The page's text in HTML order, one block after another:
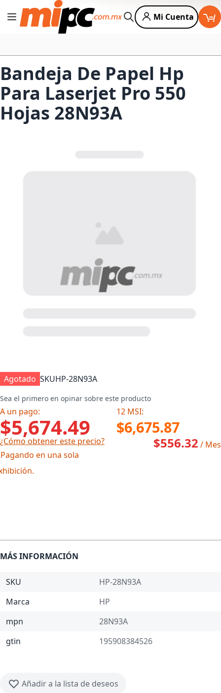
Cambiar Nav
Buscar
Mi Cuenta
Bandeja De Papel Hp
Para Laserjet Pro 550
Hojas 28N93A
Agotado SKUHP-28N93A
Sea el primero en opinar sobre este producto
A un pago: 12 MSI:
$5,674.49 $6,675.87
¿Cómo obtener este precio?
en una sola
$556.32 / Mes
MÁS INFORMACIÓN
SKU
HP-28N93A
Marca
HP
mpn
28N93A
gtin
195908384526
Añadir a la lista de deseos